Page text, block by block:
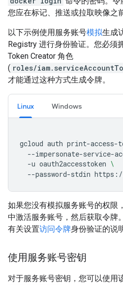
您应在标记、推送或拉取映像之
以下示例使用服务账号模拟生成
Registry 进行身份验证。您必须
Token Creator 角色
( roles/
才能通过这种方式生成令牌。
Linux Windows
gcloud auth print-access-
--impersonate-service-
-u oauth2accesstoken \
--password-stdin
如果您没有模拟服务账号的权限
中激活服务账号，然后获取令牌
有关设置访问令牌身份验证的说
使用服务账号密钥
对于服务账号密钥，您可以使用